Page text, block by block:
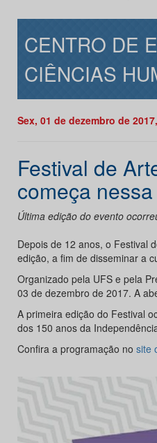
CENTRO DE
CIÊNCIAS
Sex, 01 de dezembro de
Festival de
começa
Última edição do evento
Depois de 12 anos, o Festival
edição, a fim de disseminar a
Organizado pela UFS e pela
03 de dezembro de 2017. A
A primeira edição do Festival
dos 150 anos da
Confira a programação no site